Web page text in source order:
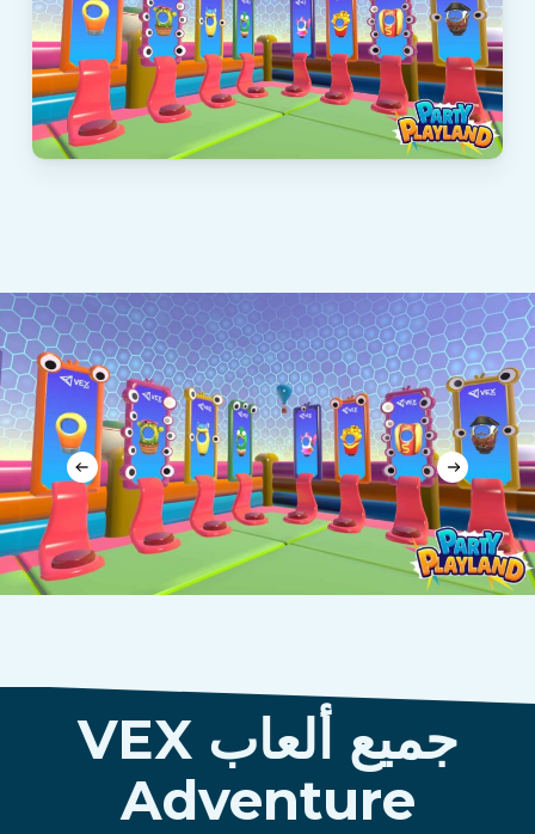
جميع ألعاب VEX
Adventure